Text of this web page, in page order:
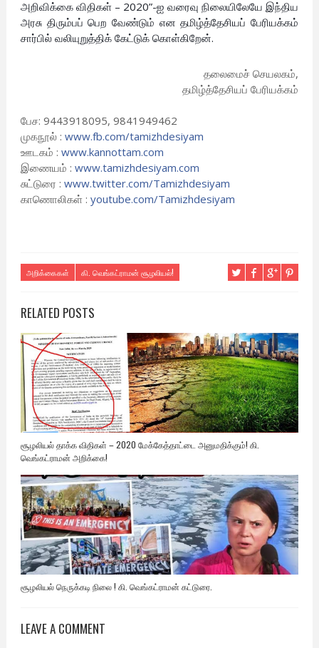
அறிவிக்கை விதிகள் – 2020”-ஐ வரைவு நிலையிலேயே இந்திய
அரசு திரும்பப் பெற வேண்டும் என தமிழ்த்தேசியப் பேரியக்கம்
சார்பில் வலியுறுத்திக் கேட்டுக் கொள்கிறேன்.
தலைமைச் செயலகம்,
தமிழ்த்தேசியப் பேரியக்கம்
பேச: 9443918095, 9841949462
முகநூல் : www.fb.com/tamizhdesiyam
ஊடகம் : www.kannottam.com
இணையம் : www.tamizhdesiyam.com
சுட்டுரை : www.twitter.com/Tamizhdesiyam
காணொலிகள் : youtube.com/Tamizhdesiyam
அறிக்கைகள் கி. வெங்கட்ராமன் சூழலியல்!
RELATED POSTS
சூழலியல் தாக்க விதிகள் – 2020 மேக்கேத்தாட்டை அனுமதிக்கும்! கி.
வெங்கட்ராமன் அறிக்கை!
சூழலியல் நெருக்கடி நிலை ! கி. வெங்கட்ராமன் கட்டுரை.
LEAVE A COMMENT